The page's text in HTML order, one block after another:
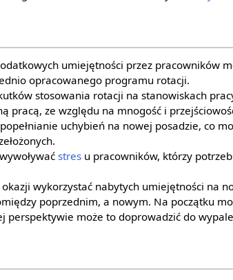
umiejętności przez pracowników
opracowanego programu rotacji.
stosowania rotacji na stanowiskach
pracą, ze względu na mnogość i
uchybień na nowej posadzie, co
stresu pracowników, którzy
wykorzystać nabytych umiejętności na
poprzednim, a nowym. Na początku
perspektywie może to doprowadzić do